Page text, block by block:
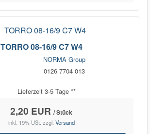
TORRO 08-16/9 C7 W4
NORMA Group
0126 7704 013
Lieferzeit 3-5 Tage **
2,20 EUR / Stück
inkl. 19% USt. zzgl. Versand